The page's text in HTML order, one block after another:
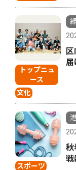
トップニュ
ース
文化
届
スポーツ
戦